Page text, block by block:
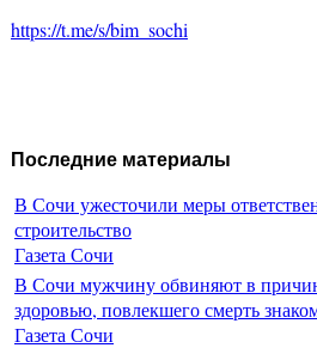
https://t.me/s/bim_sochi
Последние материалы
В Сочи ужесточили меры
строительство
Газета Сочи
В Сочи мужчину обвиняют в
здоровью, повлекшего смерть
Газета Сочи